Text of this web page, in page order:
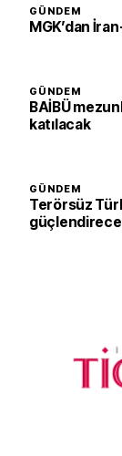
GÜNDEM
MGK’dan
GÜNDEM
BAİBÜ
katılacak
GÜNDEM
Terörsüz